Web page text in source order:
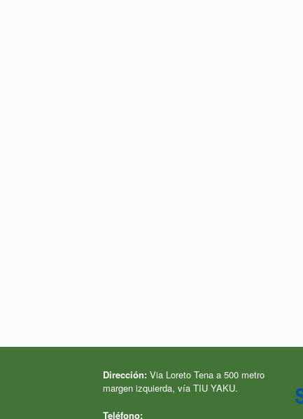
Dirección: Via Loreto Tena a 500 metro
margen izquierda, vía TIU YAKU.
Teléfono: